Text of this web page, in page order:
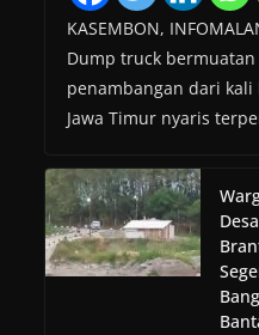
KASEMBON,
Dump truck
penambangan dari kali
Jawa Timur nyaris